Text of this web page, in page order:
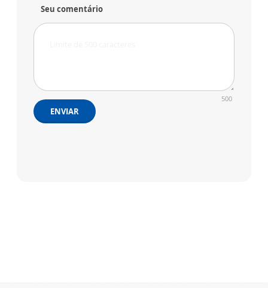
Seu comentário
500
ENVIAR